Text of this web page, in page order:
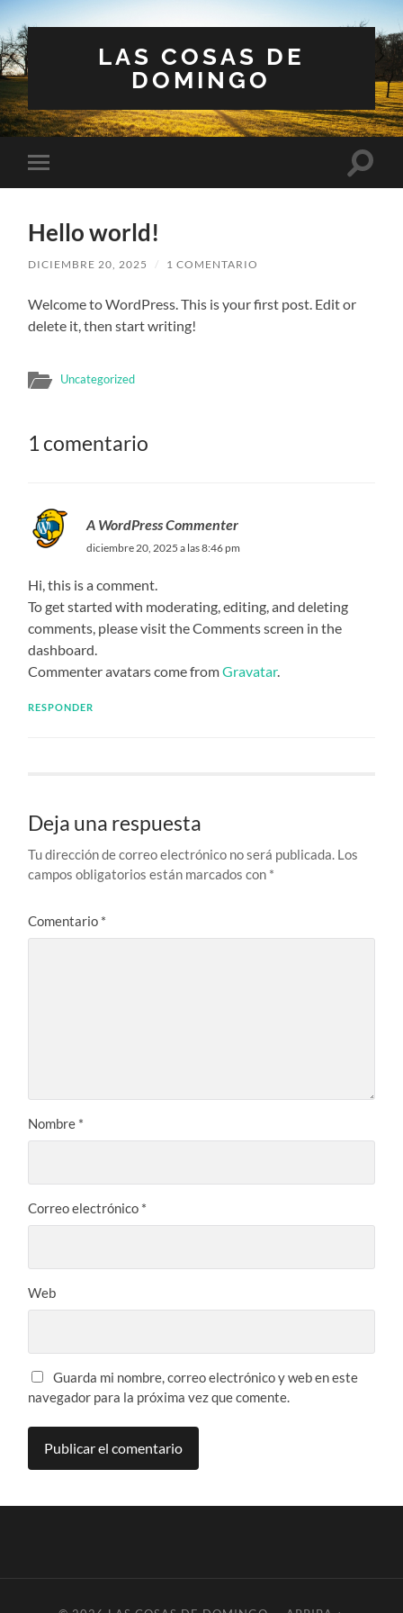
LAS COSAS DE
DOMINGO
Alternar
el
móvil
Hello world!
DICIEMBRE 20, 2025 / 1 COMENTARIO
Welcome to WordPress. This is your first post. Edit or
delete it, then start writing!
Uncategorized
1 comentario
A WordPress Commenter
diciembre 20, 2025 a las 8:46 pm
Hi, this is a comment.
To get started with moderating, editing, and deleting
comments, please visit the Comments screen in the
dashboard.
Commenter avatars come fromGravatar.
RESPONDER
Deja una respuesta
Tu dirección de correo electrónico no será publicada. Los
campos obligatorios están marcados con *
Comentario *
Nombre *
Correo electrónico *
Web
Guarda mi nombre, correo electrónico y web en este
navegador para la próxima vez que comente.